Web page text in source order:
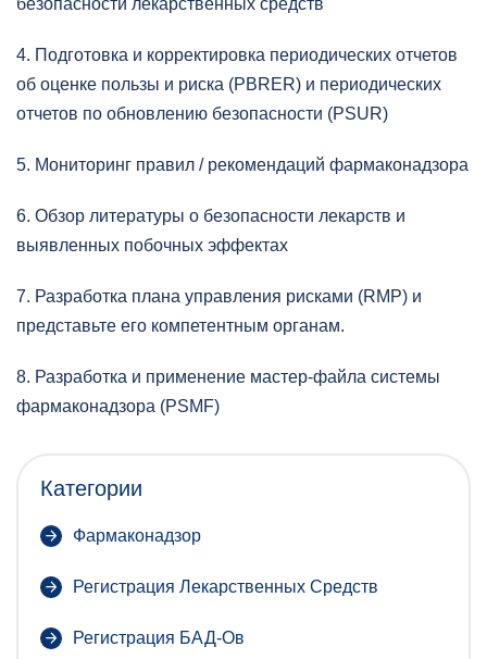
безопасности лекарственных средств
4. Подготовка и корректировка периодических отчетов
об оценке пользы и риска (PBRER) и периодических
отчетов по обновлению безопасности (PSUR)
5. Мониторинг правил / рекомендаций фармаконадзора
6. Обзор литературы о безопасности лекарств и
выявленных побочных эффектах
7. Разработка плана управления рисками (RMP) и
представьте его компетентным органам.
8. Разработка и применение мастер-файла системы
фармаконадзора (PSMF)
Категории
Фармаконадзор
Регистрация Лекарственных Средств
Регистрация БАД-Ов